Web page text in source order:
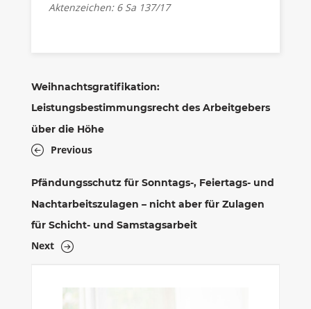
Aktenzeichen: 6 Sa 137/17
Weihnachtsgratifikation:
Leistungsbestimmungsrecht des Arbeitgebers
über die Höhe
Previous
Pfändungsschutz für Sonntags-, Feiertags- und
Nachtarbeitszulagen – nicht aber für Zulagen
für Schicht- und Samstagsarbeit
Next